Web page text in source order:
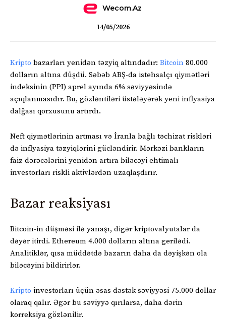
Wecom.az
14/05/2026
Kripto bazarları yenidən təzyiq altındadır: Bitcoin 80.000
dolların altına düşdü. Səbəb ABŞ-da istehsalçı qiymətləri
indeksinin (PPI) aprel ayında 6% səviyyəsində
açıqlanmasıdır. Bu, gözləntiləri üstələyərək yeni inflyasiya
dalğası qorxusunu artırdı.
Neft qiymətlərinin artması və İranla bağlı təchizat riskləri
də inflyasiya təzyiqlərini gücləndirir. Mərkəzi bankların
faiz dərəcələrini yenidən artıra biləcəyi ehtimalı
investorları riskli aktivlərdən uzaqlaşdırır.
Bazar reaksiyası
Bitcoin-in düşməsi ilə yanaşı, digər kriptovalyutalar da
dəyər itirdi. Ethereum 4.000 dolların altına gerilədi.
Analitiklər, qısa müddətdə bazarın daha da dəyişkən ola
biləcəyini bildirirlər.
Kripto investorları üçün əsas dəstək səviyyəsi 75.000 dollar
olaraq qalır. Əgər bu səviyyə qırılarsa, daha dərin
korreksiya gözlənilir.